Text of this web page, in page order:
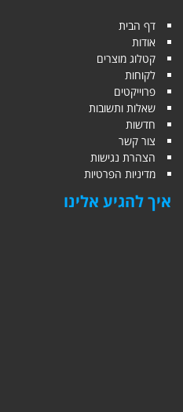
דף הבית
אודות
קטלוג מוצרים
לקוחות
פרוייקטים
שאלות ותשובות
חדשות
צור קשר
הצהרת נגישות
מדיניות הפרטיות
איך להגיע אלינו